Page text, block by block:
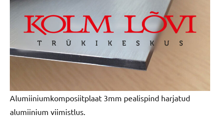
Alumiiniumkomposiitplaat 3mm pealispind harjatud
alumiinium viimistlus.